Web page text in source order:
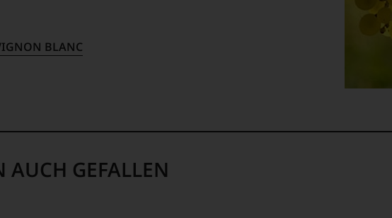
Experten-
und
diskutieren
aber
konstruktiv
BLANC
GEFALLEN